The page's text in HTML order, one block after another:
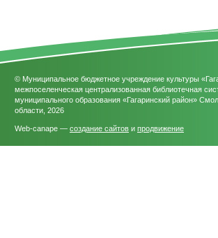
© Муниципальное бюджетное учреждение культуры
межпоселенческая централизованная библиотечная
муниципального образования «Гагаринский район»
области, 2026
Web-canape — создание сайтов и продвижение